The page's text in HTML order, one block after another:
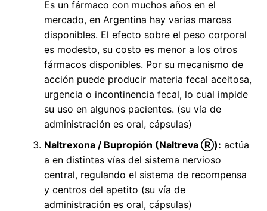
Es un fármaco con muchos años en el
mercado, en Argentina hay varias marcas
disponibles. El efecto sobre el peso corporal
es modesto, su costo es menor a los otros
fármacos disponibles. Por su mecanismo de
acción puede producir materia fecal aceitosa,
urgencia o incontinencia fecal, lo cual impide
su uso en algunos pacientes. (su vía de
administración es oral, cápsulas)
Naltrexona / Bupropión (Naltreva Ⓡ): actúa
a en distintas vías del sistema nervioso
central, regulando el sistema de recompensa
y centros del apetito (su vía de
administración es oral, cápsulas)